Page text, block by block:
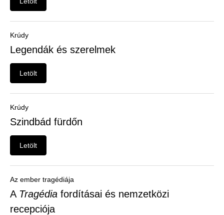
Krúdy
Legendák és szerelmek
Letölt
Krúdy
Szindbád fürdőn
Letölt
Az ember tragédiája
A Tragédia fordításai és nemzetközi
recepciója